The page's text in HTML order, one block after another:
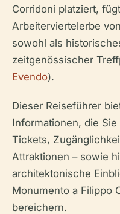
Corridoni platziert,
Arbeiterviertelerbe
sowohl als
zeitgenössischer
Evendo).
Dieser Reiseführer
Informationen, die
Tickets,
Attraktionen – sowie
architektonische
Monumento a Filippo
bereichern.